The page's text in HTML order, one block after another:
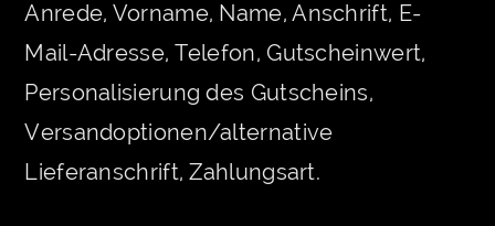
Anrede, Vorname, Name, Anschrift, E-
Mail-Adresse, Telefon, Gutscheinwert,
Personalisierung des Gutscheins,
Versandoptionen/alternative
Lieferanschrift, Zahlungsart.